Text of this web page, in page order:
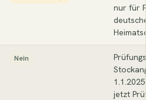
nur für
Nein
jetzt